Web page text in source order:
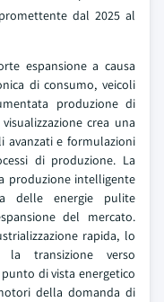
dal 2025 al
espansione a causa
di consumo, veicoli
produzione di
crea una
avanzati e formulazioni
di produzione. La
produzione intelligente
delle energie pulite
del mercato.
rapida, lo
transizione verso
di vista energetico
della domanda di